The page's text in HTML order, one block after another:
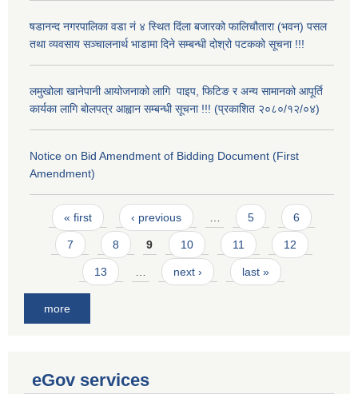
षडानन्द नगरपालिका वडा नं ४ स्थित दिंला बजारको फालिचौतारा (भवन) पसल
तथा व्यवसाय सञ्चालनार्थ भाडामा दिने सम्बन्धी दोश्रो पटकको सूचना !!!
लमुखोला खानेपानी आयोजनाको लागि पाइप, फिटिङ र अन्य सामानको आपूर्ति
कार्यका लागि बोलपत्र आह्वान सम्बन्धी सूचना !!! (प्रकाशित २०८०/१२/०४)
Notice on Bid Amendment of Bidding Document (First
Amendment)
Pages
« first ‹ previous 5 6
7 8 9 10 11 12
13 next › last »
more
eGov services